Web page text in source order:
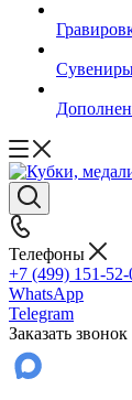
Телефоны
+7 (499) 151-52-
WhatsApp
Telegram
Заказать звонок